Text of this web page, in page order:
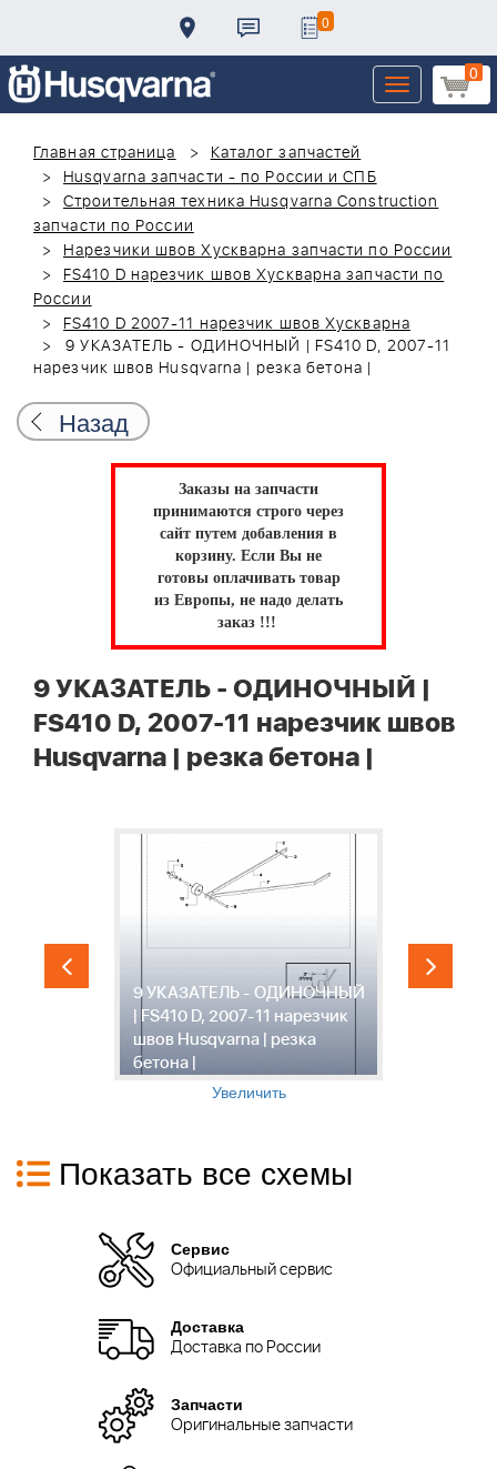
0
0
Toggle
navigation
Главная страница
Каталог запчастей
Husqvarna запчасти - по России и СПБ
Строительная техника Husqvarna Construction
запчасти по России
Нарезчики швов Хускварна запчасти по России
FS410 D нарезчик швов Хускварна запчасти по
России
FS410 D 2007-11 нарезчик швов Хускварна
9 УКАЗАТЕЛЬ - ОДИНОЧНЫЙ | FS410 D, 2007-11
нарезчик швов Husqvarna | резка бетона |
Назад
Заказы на запчасти
принимаются строго через
сайт путем добавления в
корзину. Если Вы не
готовы оплачивать товар
из Европы, не надо делать
заказ !!!
9 УКАЗАТЕЛЬ - ОДИНОЧНЫЙ |
FS410 D, 2007-11 нарезчик швов
Husqvarna | резка бетона |
9 УКАЗАТЕЛЬ - ОДИНОЧНЫЙ
| FS410 D, 2007-11 нарезчик
швов Husqvarna | резка
бетона |
Увеличить
Показать все схемы
Сервис
Официальный сервис
Доставка
Доставка по России
Запчасти
Оригинальные запчасти